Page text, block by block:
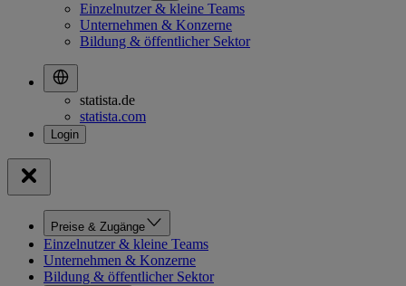
Einzelnutzer & kleine Teams
Unternehmen & Konzerne
Bildung & öffentlicher Sektor
statista.de
statista.com
Preise & Zugänge
Einzelnutzer & kleine Teams
Unternehmen & Konzerne
Bildung & öffentlicher Sektor